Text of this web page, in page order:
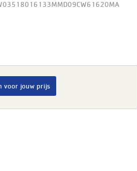
voor jouw prijs